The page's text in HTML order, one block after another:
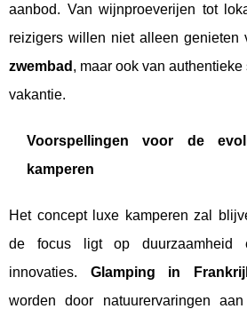
aanbod. Van wijnproeverijen tot
reizigers willen niet alleen genieten
zwembad , maar ook van
vakantie.
Voorspellingen voor de
kamperen
Het concept luxe kamperen zal
de focus ligt op duurzaamheid
innovaties. Glamping in
worden door natuurervaringen